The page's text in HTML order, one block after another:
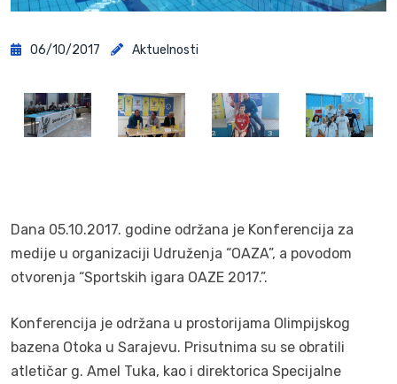
06/10/2017 Aktuelnosti
Dana 05.10.2017. godine održana je Konferencija za
medije u organizaciji Udruženja “OAZA”, a povodom
otvorenja “Sportskih igara OAZE 2017.”.
Konferencija je održana u prostorijama Olimpijskog
bazena Otoka u Sarajevu. Prisutnima su se obratili
atletičar g. Amel Tuka, kao i direktorica Specijalne